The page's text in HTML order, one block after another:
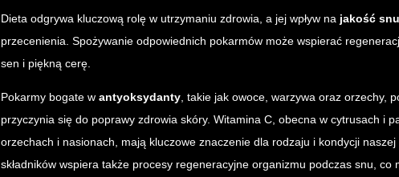
Dieta odgrywa kluczową rolę w utrzymaniu zdrowia, a jej wpływ na jakość snu
przecenienia. Spożywanie odpowiednich pokarmów może wspierać
sen i piękną cerę.
Pokarmy bogate w antyoksydanty , takie jak owoce, warzywa oraz orzechy,
przyczynia się do poprawy zdrowia skóry. Witamina C, obecna w cytrusach i
orzechach i nasionach, mają kluczowe znaczenie dla rodzaju i kondycji
składników wspiera także procesy regeneracyjne organizmu podczas snu,